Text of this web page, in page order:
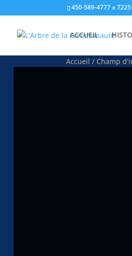
450-589-4777 x 7225
ACCUEIL
Accueil / Champ